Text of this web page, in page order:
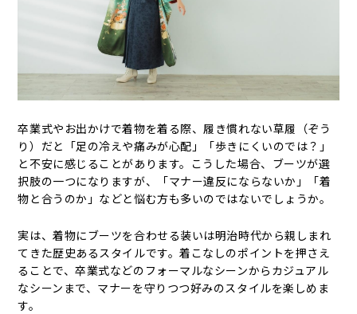
卒業式やお出かけで着物を着る際、履き慣れない草履（ぞう
り）だと「足の冷えや痛みが心配」「歩きにくいのでは？」
と不安に感じることがあります。こうした場合、ブーツが選
択肢の一つになりますが、「マナー違反にならないか」「着
物と合うのか」などと悩む方も多いのではないでしょうか。
実は、着物にブーツを合わせる装いは明治時代から親しまれ
てきた歴史あるスタイルです。着こなしのポイントを押さえ
ることで、卒業式などのフォーマルなシーンからカジュアル
なシーンまで、マナーを守りつつ好みのスタイルを楽しめま
す。